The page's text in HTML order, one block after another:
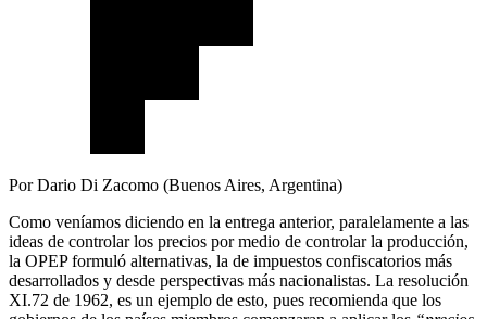
Por Dario Di Zacomo (Buenos Aires, Argentina)
Como veníamos diciendo en la entrega anterior, paralelamente a las
ideas de controlar los precios por medio de controlar la producción,
la OPEP formuló alternativas, la de impuestos confiscatorios más
desarrollados y desde perspectivas más nacionalistas. La resolución
XI.72 de 1962, es un ejemplo de esto, pues recomienda que los